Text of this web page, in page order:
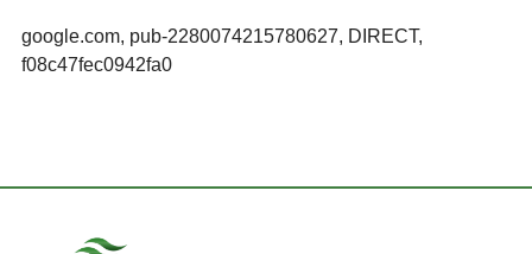
google.com, pub-2280074215780627, DIRECT,
f08c47fec0942fa0